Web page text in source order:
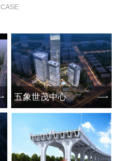
CASE
五象世茂中心